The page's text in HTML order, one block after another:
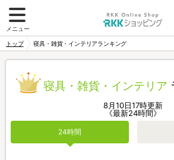
メニュー
トップ 寝具・雑貨・インテリアランキング
寝具・雑貨・インテリア
8月10日17時更新
《最新24時間》
24時間